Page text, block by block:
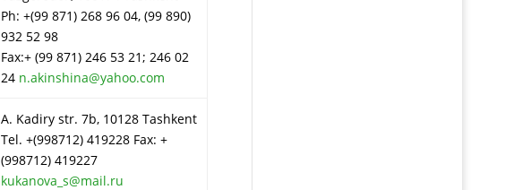
Ph: +(99 871) 268 96 04, (99 890)
932 52 98
Fax:+ (99 871) 246 53 21; 246 02
24 n.akinshina@yahoo.com
A. Kadiry str. 7b, 10128 Tashkent
Tel. +(998712) 419228 Fax: +
(998712) 419227
kukanova_s@mail.ru